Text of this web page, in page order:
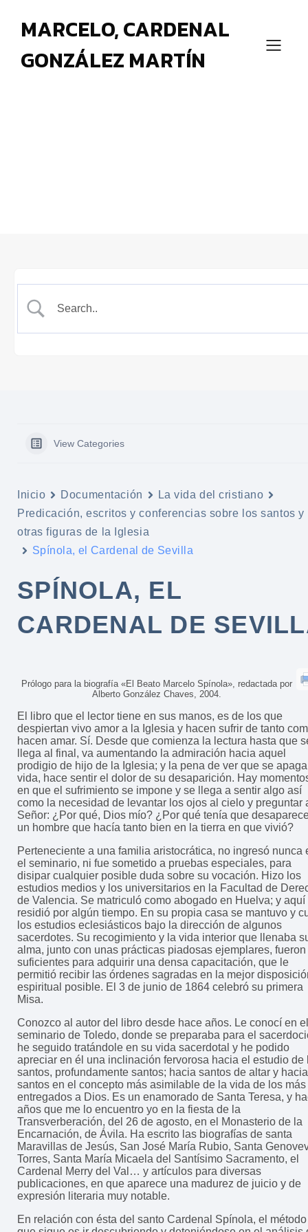
MARCELO, CARDENAL
GONZÁLEZ MARTÍN
View Categories
Inicio Documentación
La vida del cristiano
Predicación, escritos y conferencias sobre los santos y
otras figuras de la Iglesia
Spínola, el Cardenal de Sevilla
SPÍNOLA, EL
CARDENAL DE
Prólogo para la biografía «El Beato Marcelo Spínola», redactada por
Alberto González Chaves, 2004.
El libro que el lector tiene en sus manos, es de los que
despiertan vivo amor a la Iglesia y hacen sufrir de tanto
hacen amar. Sí. Desde que comienza la lectura hasta que
llega al final, va aumentando la admiración hacia aquel
prodigio de hijo de la Iglesia; y la pena de ver que se
vida, hace sentir el dolor de su desaparición. Hay
en que el sufrimiento se impone y se llega a sentir algo así
como la necesidad de levantar los ojos al cielo y preguntar
Señor: ¿Por qué, Dios mío? ¿Por qué tenía que
un hombre que hacía tanto bien en la tierra en que vivió?
Perteneciente a una familia aristocrática, no ingresó nunca
el seminario, ni fue sometido a pruebas especiales, para
disipar cualquier posible duda sobre su vocación. Hizo los
estudios medios y los universitarios en la Facultad de
de Valencia. Se matriculó como abogado en Huelva; y aquí
residió por algún tiempo. En su propia casa se mantuvo y
los estudios eclesiásticos bajo la dirección de algunos
sacerdotes. Su recogimiento y la vida interior que llenaba
alma, junto con unas prácticas piadosas ejemplares, fueron
suficientes para adquirir una densa capacitación, que le
permitió recibir las órdenes sagradas en la mejor
espiritual posible. El 3 de junio de 1864 celebró su primera
Misa.
Conozco al autor del libro desde hace años. Le conocí en el
seminario de Toledo, donde se preparaba para el
he seguido tratándole en su vida sacerdotal y he podido
apreciar en él una inclinación fervorosa hacia el estudio de
santos, profundamente santos; hacia santos de altar y hacia
santos en el concepto más asimilable de la vida de los más
entregados a Dios. Es un enamorado de Santa Teresa, y
años que me lo encuentro yo en la fiesta de la
Transverberación, del 26 de agosto, en el Monasterio de la
Encarnación, de Ávila. Ha escrito las biografías de santa
Maravillas de Jesús, San José María Rubio, Santa
Torres, Santa María Micaela del Santísimo Sacramento, el
Cardenal Merry del Val… y artículos para diversas
publicaciones, en que aparece una madurez de juicio y de
expresión literaria muy notable.
En relación con ésta del santo Cardenal Spínola, el método